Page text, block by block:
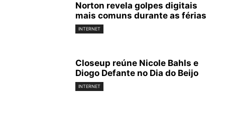
Norton revela golpes digitais
mais comuns durante as férias
INTERNET
Closeup reúne Nicole Bahls e
Diogo Defante no Dia do Beijo
INTERNET